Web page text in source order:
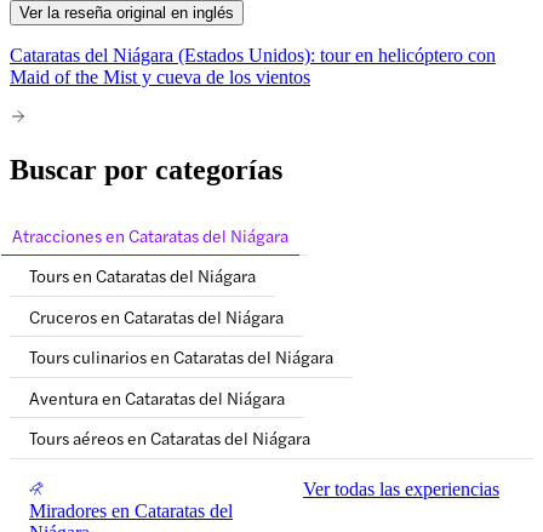
Ver la reseña original en inglés
Cataratas del Niágara (Estados Unidos): tour en helicóptero con
Maid of the Mist y cueva de los vientos
Buscar por categorías
Atracciones en Cataratas del Niágara
Tours en Cataratas del Niágara
Cruceros en Cataratas del Niágara
Tours culinarios en Cataratas del Niágara
Aventura en Cataratas del Niágara
Tours aéreos en Cataratas del Niágara
Miradores en Cataratas del
Ver todas las experiencias